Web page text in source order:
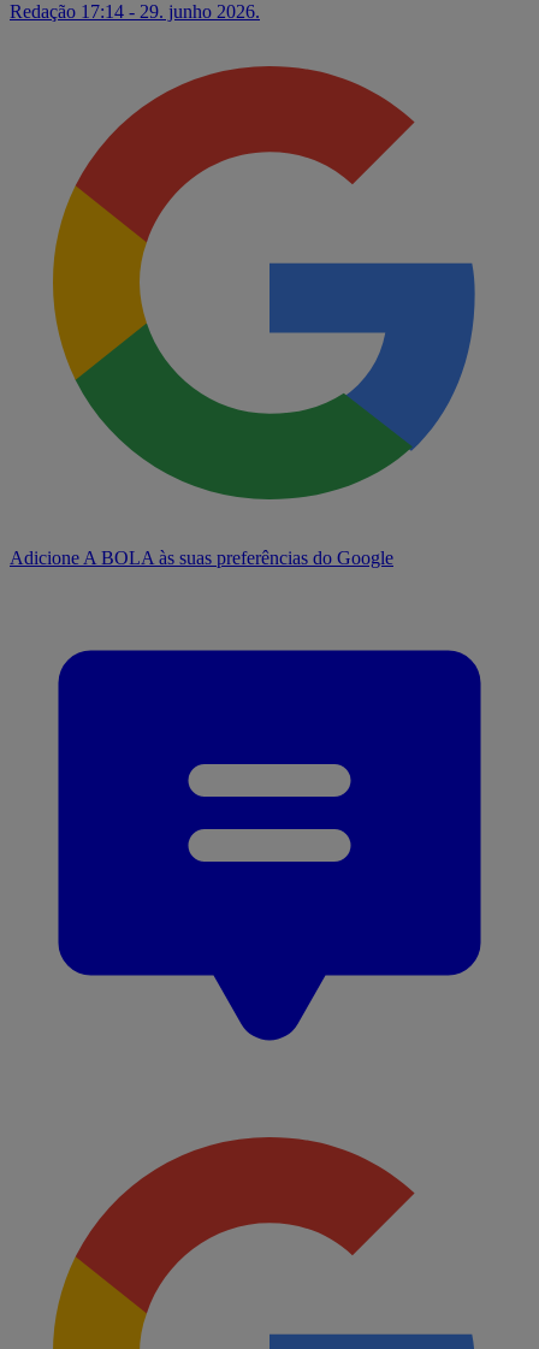
Redação 17:14 - 29. junho 2026.
Adicione A BOLA às suas preferências do Google